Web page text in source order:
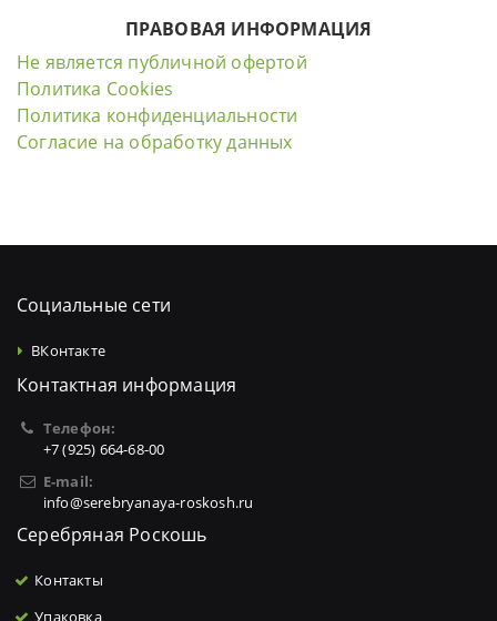
ПРАВОВАЯ ИНФОРМАЦИЯ
Не является публичной офертой
Политика Cookies
Политика конфиденциальности
Согласие на обработку данных
Социальные сети
ВКонтакте
Контактная информация
Телефон:
+7 (925) 664-68-00
E-mail:
info@serebryanaya-roskosh.ru
Серебряная Роскошь
Контакты
Упаковка